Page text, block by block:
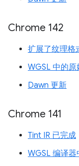
Chrome 142
扩展了纹理格
WGSL 中的原
Dawn 更新
Chrome 141
Tint IR 已完成
WGSL 编译